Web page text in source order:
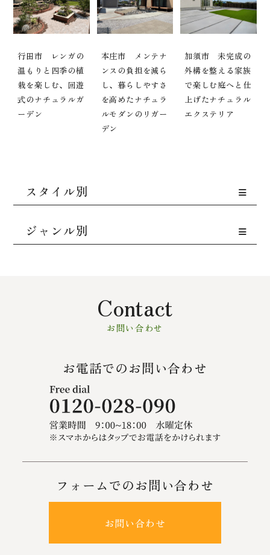
行田市 レンガの
温もりと四季の植
栽を楽しむ、回遊
式のナチュラルガ
ーデン
本庄市 メンテナ
ンスの負担を減ら
し、暮らしやすさ
を高めたナチュラ
ルモダンのリガー
デン
加須市 未完成の
外構を整える家族
で楽しむ庭へと仕
上げたナチュラル
エクステリア
スタイル別
ジャンル別
Contact
お問い合わせ
お電話でのお問い合わせ
フォームでのお問い合わせ
お問い合わせ